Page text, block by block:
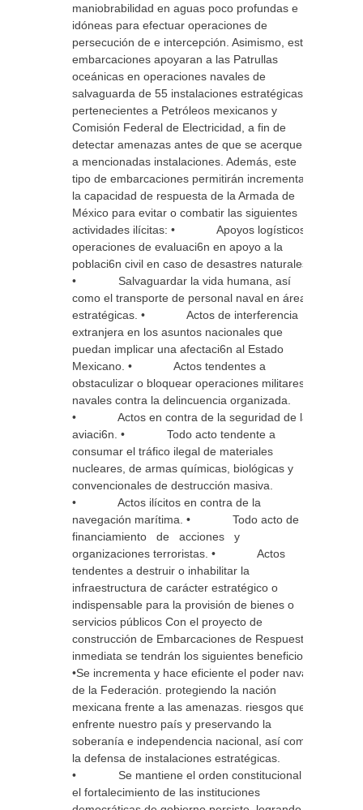
maniobrabilidad en aguas poco profundas e
idóneas para efectuar operaciones de
persecución de e intercepción. Asimismo, estas
embarcaciones apoyaran a las Patrullas
oceánicas en operaciones navales de
salvaguarda de 55 instalaciones estratégicas,
pertenecientes a Petróleos mexicanos y
Comisión Federal de Electricidad, a fin de
detectar amenazas antes de que se acerquen
a mencionadas instalaciones. Además, este
tipo de embarcaciones permitirán incrementar
la capacidad de respuesta de la Armada de
México para evitar o combatir las siguientes
actividades ilícitas: • Apoyos logísticos y
operaciones de evaluaci6n en apoyo a la
poblaci6n civil en caso de desastres naturales.
• Salvaguardar la vida humana, así
como el transporte de personal naval en áreas
estratégicas. • Actos de interferencia
extranjera en los asuntos nacionales que
puedan implicar una afectaci6n al Estado
Mexicano. • Actos tendentes a
obstaculizar o bloquear operaciones militares o
navales contra la delincuencia organizada.
• Actos en contra de la seguridad de la
aviaci6n. • Todo acto tendente a
consumar el tráfico ilegal de materiales
nucleares, de armas químicas, biológicas y
convencionales de destrucción masiva.
• Actos ilícitos en contra de la
navegación marítima. • Todo acto de
financiamiento de acciones y
organizaciones terroristas. • Actos
tendentes a destruir o inhabilitar la
infraestructura de carácter estratégico o
indispensable para la provisión de bienes o
servicios públicos Con el proyecto de
construcción de Embarcaciones de Respuesta
inmediata se tendrán los siguientes beneficios:
•Se incrementa y hace eficiente el poder naval
de la Federación. protegiendo la nación
mexicana frente a las amenazas. riesgos que
enfrente nuestro país y preservando la
soberanía e independencia nacional, así como
la defensa de instalaciones estratégicas.
• Se mantiene el orden constitucional y
el fortalecimiento de las instituciones